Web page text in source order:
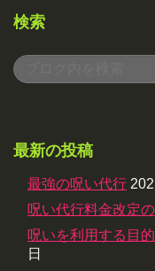
検索
最新の投稿
最強の呪い代行
呪い代行料金改定
呪いを利用する目
日